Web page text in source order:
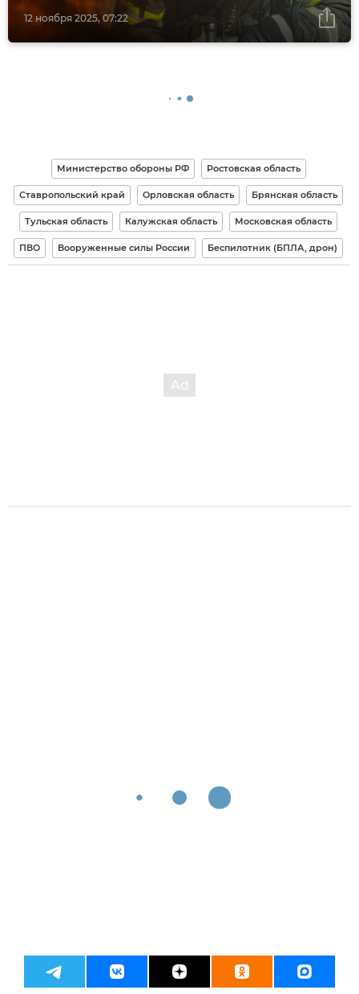
12 ноября 2025, 07:22
Министерство обороны РФ Ростовская область
Ставропольский край Орловская область Брянская область
Тульская область Калужская область Московская область
ПВО Вооруженные силы России Беспилотник (БПЛА, дрон)